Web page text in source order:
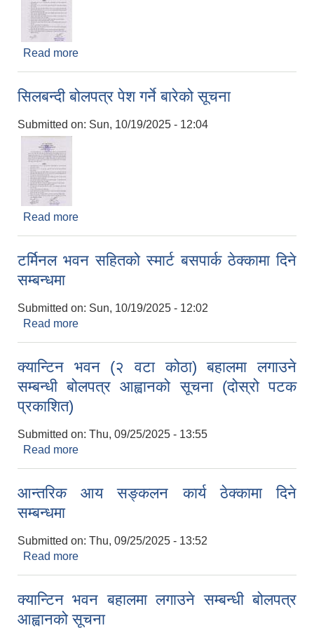
Read more
सिलबन्दी बोलपत्र पेश गर्ने बारेको सूचना
Submitted on: Sun, 10/19/2025 - 12:04
Read more
टर्मिनल भवन सहितको स्मार्ट बसपार्क ठेक्कामा दिने
सम्बन्धमा
Submitted on: Sun, 10/19/2025 - 12:02
Read more
क्यान्टिन भवन (२ वटा कोठा) बहालमा लगाउने
सम्बन्धी बोलपत्र आह्वानको सूचना (दोस्रो पटक
प्रकाशित)
Submitted on: Thu, 09/25/2025 - 13:55
Read more
आन्तरिक आय सङ्कलन कार्य ठेक्कामा दिने
सम्बन्धमा
Submitted on: Thu, 09/25/2025 - 13:52
Read more
क्यान्टिन भवन बहालमा लगाउने सम्बन्धी बोलपत्र
आह्वानको सूचना